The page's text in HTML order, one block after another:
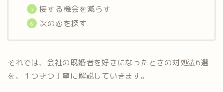
接する機会を減らす
次の恋を探す
それでは、会社の既婚者を好きになったときの対処法6選
を、１つずつ丁寧に解説していきます。